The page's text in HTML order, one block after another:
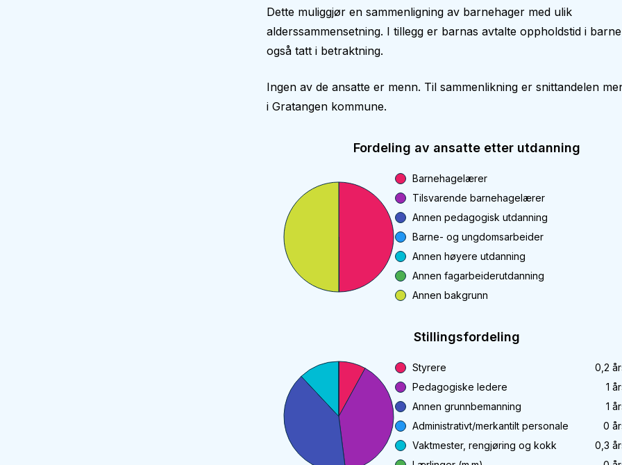
Dette muliggjør en sammenligning av barnehager med ulik
alderssammensetning. I tillegg er barnas avtalte oppholdstid i
også tatt i betraktning.
Ingen av de ansatte er menn. Til sammenlikning er snittandelen
i Gratangen kommune.
Fordeling av ansatte etter utdanning
Barnehagelærer
Tilsvarende barnehagelærer
Annen pedagogisk utdanning
Barne- og ungdomsarbeider
Annen høyere utdanning
Annen fagarbeiderutdanning
Annen bakgrunn
Stillingsfordeling
Styrere 0,2
Pedagogiske ledere
1
Annen grunnbemanning
1
Administrativt/merkantilt personale
0
Vaktmester, rengjøring og kokk
0,3